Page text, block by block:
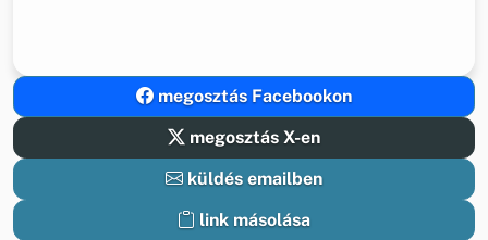
megosztás Facebookon
megosztás X-en
küldés emailben
link másolása